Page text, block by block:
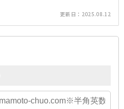
更新日： 2025.08.12